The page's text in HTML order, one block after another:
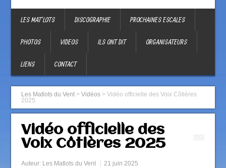
LES MAT’LOTS DISCOGRAPHIE PROCHAINES ESCALES
PHOTOS VIDEOS ILS ONT DIT ORGANISATEURS
LIENS CONTACT
Les Matlots du Vent >Vidéos >Vidéo officielle des Voix Côtières
2025
Vidéo officielle des
Voix Côtières 2025
Auteur: Les Matlots du Vent 21 juin 2025